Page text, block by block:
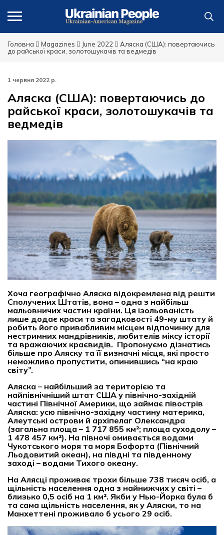
Головна Magazines June 2022
Аляска (США): повертаючись
до райської краси, золотошукачів та ведмедів
1 червня 2022 р.
Аляска (США): повертаючись до
райської краси, золотошукачів та
ведмедів
Хоча географічно Аляска відокремлена від решти
Сполучених Штатів, вона – одна з найбільш
мальовничих частин країни. Ця ізольованість
лише додає краси та загадковості 49-му штату й
робить його привабливим місцем відпочинку для
нестримних мандрівників, любителів міксу історії
та вражаючих краєвидів. Пропонуємо дізнатись
більше про Аляску та її визначні місця, які просто
неможливо пропустити, опинившись “на краю
світу”.
Аляска – найбільший за територією та
найпівнічніший штат США у північно-західній
частині Північної Америки, що займає півострів
Аляска: усю північно-західну частину материка,
Алеутські острови й архіпелаг Олександра
(загальна площа – 1 717 855 км²; площа суходолу –
1 478 457 км²). На півночі омивається водами
Чукотського моря та моря Бофорта (Північний
Льодовитий океан), на півдні та південному
заході – водами Тихого океану.
На Алясці проживає трохи більше 738 тисяч осіб, а
щільність населення одна з найнижчих у світі –
близько 0,5 осіб на 1 км². Якби у Нью-Йорка була б
та сама щільність населення, як у Аляски, то на
Манхеттені проживало б усього 29 осіб.